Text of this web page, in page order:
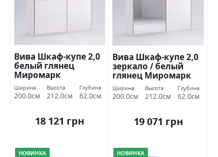
Вива Шкаф-купе 2,0
белый глянец
Миромарк
Ширина
200.0см
Высота
212.0см
Глубина
62.0см
18 121 грн
Вива Шкаф-купе 2,0
зеркало / белый
глянец Миромарк
Ширина
200.0см
Высота
212.0см
Глубина
62.0см
19 071 грн
НОВИНКА НОВИНКА